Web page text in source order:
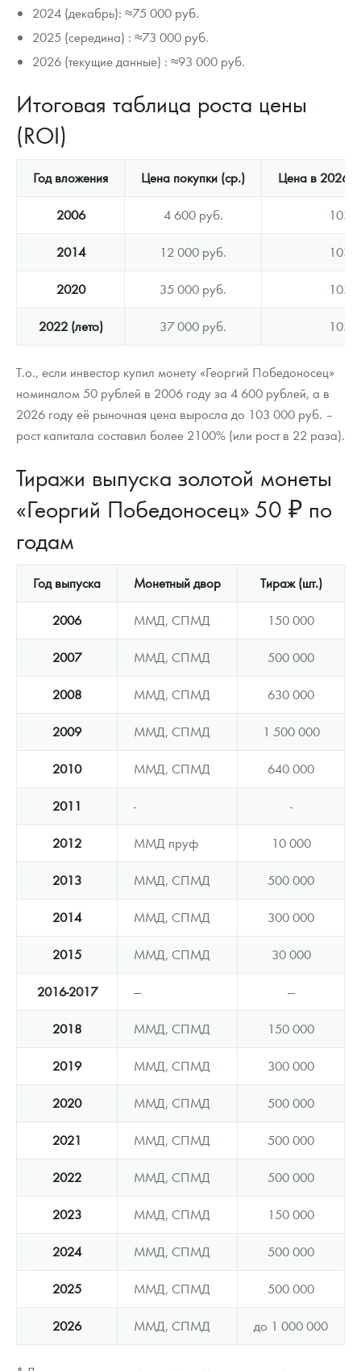
2024 (декабрь): ≈75 000 руб.
2025 (середина) : ≈73 000 руб.
2026 (текущие данные) : ≈93 000 руб.
Итоговая таблица роста цены
(ROI)
Год вложения Цена покупки (ср.) Цена в 2026
2006 4 600 руб. 103
2014 12 000 руб. 103
2020 35 000 руб. 103
2022 (лето) 37 000 руб. 103
Т.о., если инвестор купил монету «Георгий Победоносец»
номиналом 50 рублей в 2006 году за 4 600 рублей, а в
2026 году её рыночная цена выросла до 103 000 руб. –
рост капитала составил более 2100% (или рост в 22 раза).
Тиражи выпуска золотой монеты
«Георгий Победоносец» 50 ₽ по
годам
Год выпуска Монетный двор Тираж (шт.)
2006 ММД, СПМД 150 000
2007 ММД, СПМД 500 000
2008 ММД, СПМД 630 000
2009 ММД, СПМД 1 500 000
2010 ММД, СПМД 640 000
2011 - -
2012 ММД пруф 10 000
2013 ММД, СПМД 500 000
2014 ММД, СПМД 300 000
2015 ММД, СПМД 30 000
2016-2017 — —
2018 ММД, СПМД 150 000
2019 ММД, СПМД 300 000
2020 ММД, СПМД 500 000
2021 ММД, СПМД 500 000
2022 ММД, СПМД 500 000
2023 ММД, СПМД 150 000
2024 ММД, СПМД 500 000
2025 ММД, СПМД 500 000
2026 ММД, СПМД до 1 000 000